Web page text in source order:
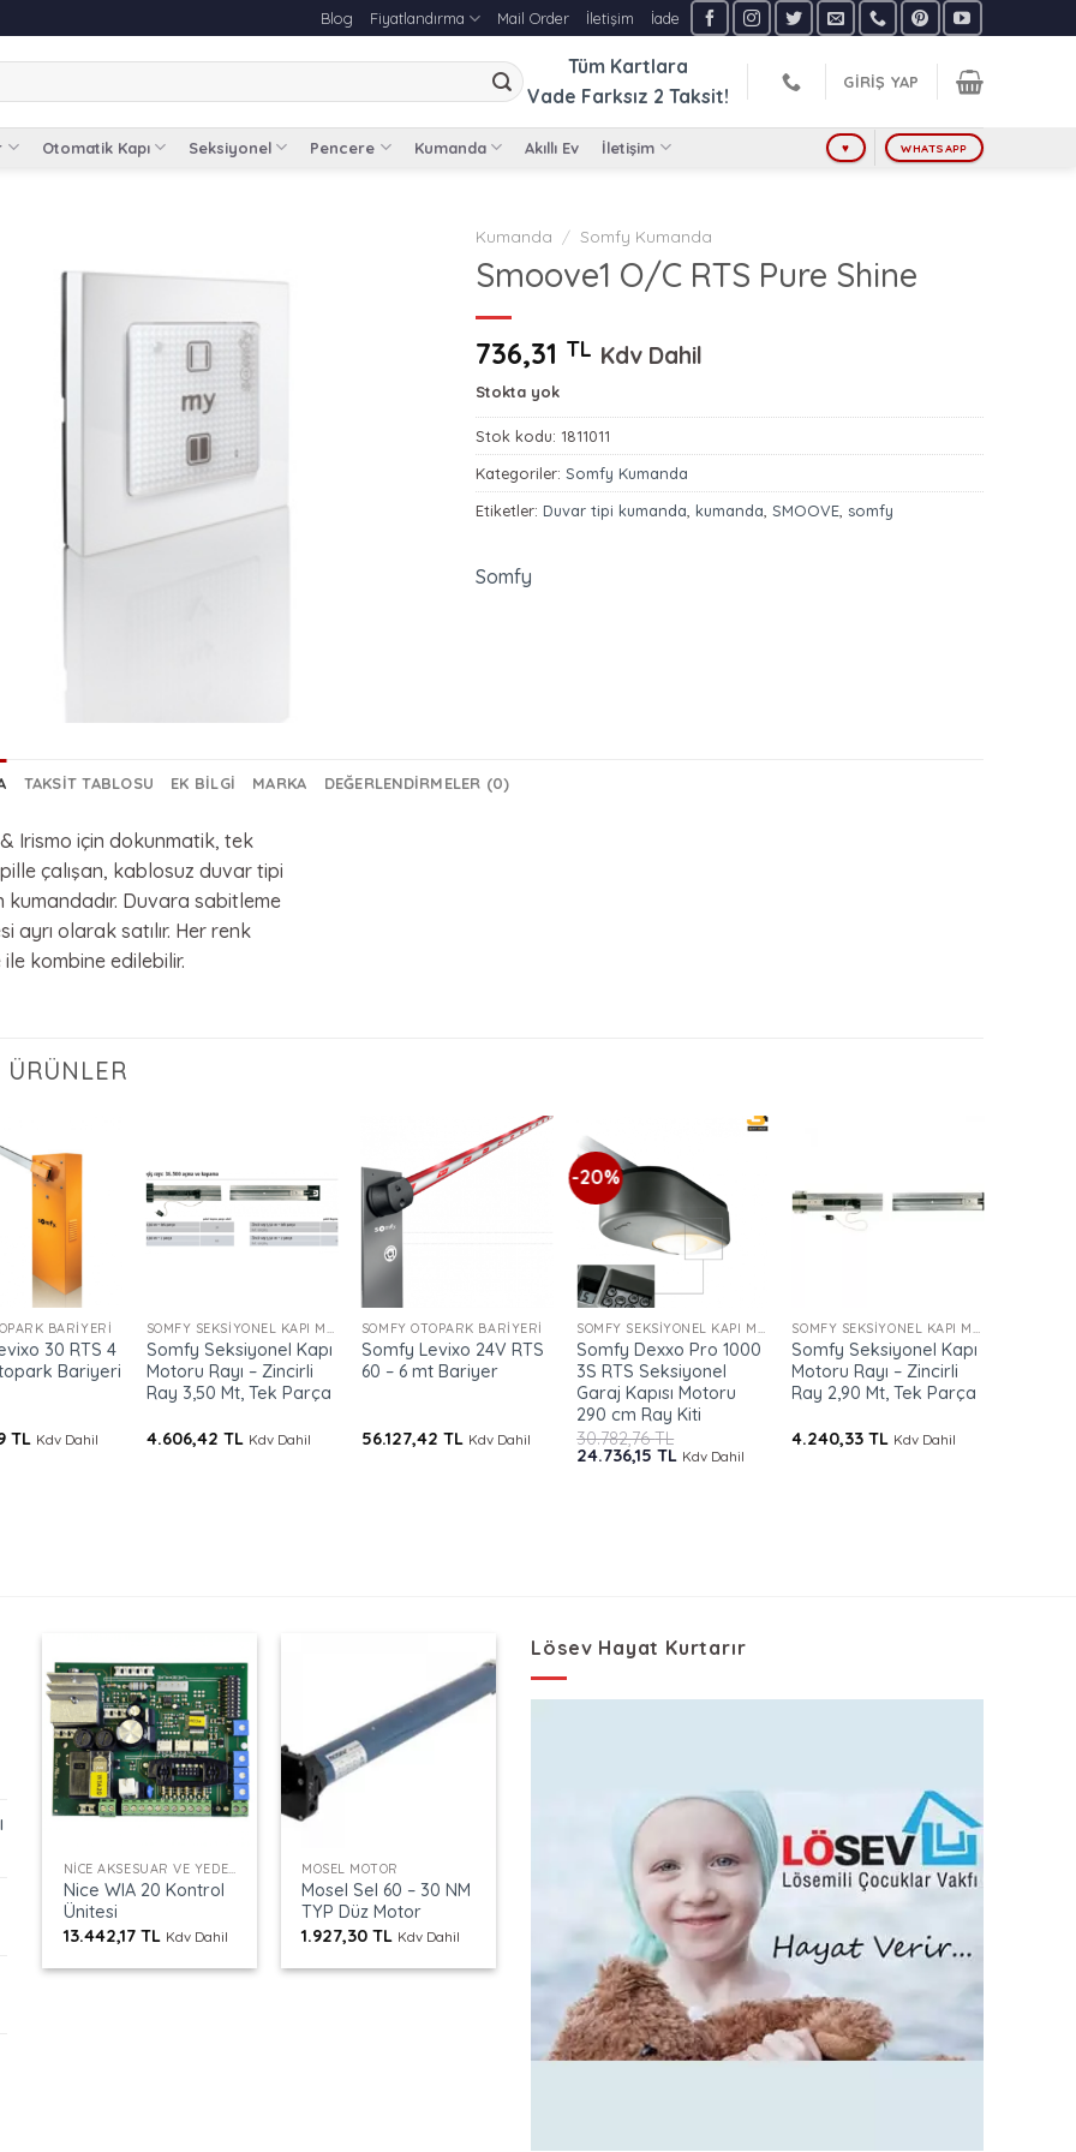
Blog Fiyatlandırma Mail Order İletişim İade
Tüm Kartlara
Vade Farksız 2 Taksit!
GIRIŞ YAP
Otomatik Kapı Seksiyonel Pencere Kumanda Akıllı Ev İletişim ♥ WHATSAPP
Kumanda / Somfy Kumanda
Smoove1 O/C RTS Pure Shine
736,31 TL Kdv Dahil
Stokta yok
Stok kodu: 1811011
Kategoriler: Somfy Kumanda
Etiketler: Duvar tipi kumanda kumanda SMOOVE, somfy
Somfy
TAKSIT TABLOSU EK BILGI MARKA DEĞERLENDIRMELER (0)
Irismo için dokunmatik, tek
pille çalışan, kablosuz duvar tipi
kumandadır. Duvara sabitleme
ayrı olarak satılır. Her renk
kombine edilebilir.
ÜRÜNLER
BARIYERI
30 RTS 4
Bariyeri
TL Kdv Dahil
SOMFY SEKSIYONEL KAPI MOTORU RAYI
Somfy Seksiyonel Kapı
Motoru Rayı – Zincirli
Ray 3,50 Mt, Tek Parça
4.606,42 TL Kdv Dahil
SOMFY OTOPARK BARIYERI
Somfy Levixo 24V RTS
60 – 6 mt Bariyer
56.127,42 TL Kdv Dahil
-20%
+
SOMFY SEKSIYONEL KAPI MOTORU
Somfy Dexxo Pro 1000
3S RTS Seksiyonel
Garaj Kapısı Motoru
290 cm Ray Kiti
30.782,76TL
Orijinal
24.736,15TLŞu
Kdv Dahil
SOMFY SEKSIYONEL KAPI MOTORU RAYI
Somfy Seksiyonel Kapı
Motoru Rayı – Zincirli
Ray 2,90 Mt, Tek Parça
4.240,33TL Kdv Dahil
NICE AKSESUAR VE YEDEK PARÇALAR
Nice WIA 20 Kontrol
Ünitesi
13.442,17 TL Kdv Dahil
MOSEL MOTOR
Mosel Sel 60 – 30 NM
TYP Düz Motor
1.927,30TL Kdv Dahil
Lösev Hayat Kurtarır